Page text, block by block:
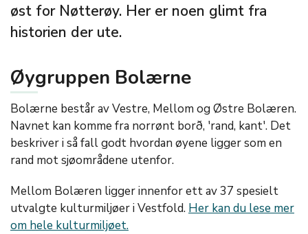
øst for Nøtterøy. Her er noen glimt fra
historien der ute.
Øygruppen Bolærne
Bolærne består av Vestre, Mellom og Østre Bolæren.
Navnet kan komme fra norrønt borð, 'rand, kant'. Det
beskriver i så fall godt hvordan øyene ligger som en
rand mot sjøområdene utenfor.
Mellom Bolæren ligger innenfor ett av 37 spesielt
utvalgte kulturmiljøer i Vestfold. Her kan du lese mer
om hele kulturmiljøet.